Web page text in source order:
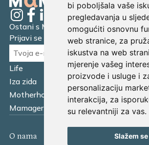
bi poboljšala vaše
pregledavanja u
omogućiti osnovnu
web stranice, za
iskustva na web
mjerenje vašeg
proizvode i usluge i
personalizaciju
interakcija, za
su relevantniji za vas.
Slažem se
Life
Iza zida
Business
Motherhood
Tatager
Mamager Intervju
Ostani s Mamagerom
Prijavi se na naš newsletter.
O nama
Kontakt